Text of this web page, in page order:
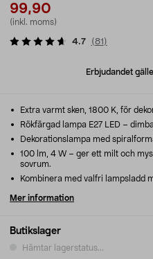
99,90
(inkl. moms)
4.7 (81 )
Erbjudandet
Butikslager
Hämtar lagerstatus...
Extra varmt sken, 1800 K, för
Rökfärgad lampa E27 LED –
Dekorationslampa med
100 lm, 4 W – ger ett milt och
sovrum.
Kombinera med valfri lampsladd
Mer information